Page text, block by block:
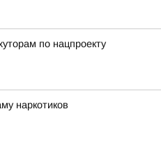
по нацпроекту
наркотиков